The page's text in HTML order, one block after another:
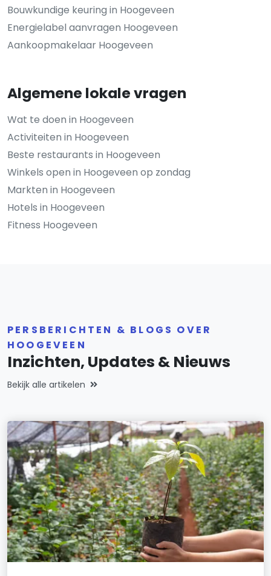
Bouwkundige keuring in Hoogeveen
Energielabel aanvragen Hoogeveen
Aankoopmakelaar Hoogeveen
Algemene lokale vragen
Wat te doen in Hoogeveen
Activiteiten in Hoogeveen
Beste restaurants in Hoogeveen
Winkels open in Hoogeveen op zondag
Markten in Hoogeveen
Hotels in Hoogeveen
Fitness Hoogeveen
PERSBERICHTEN & BLOGS OVER
HOOGEVEEN
Inzichten, Updates & Nieuws
Bekijk alle artikelen